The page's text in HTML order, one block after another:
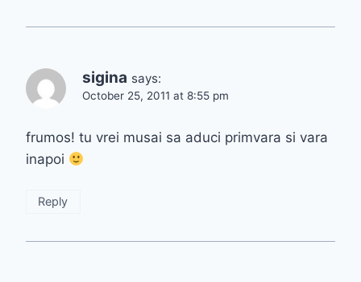
sigina says:
October 25, 2011 at 8:55 pm
frumos! tu vrei musai sa aduci primvara si vara
inapoi
Reply